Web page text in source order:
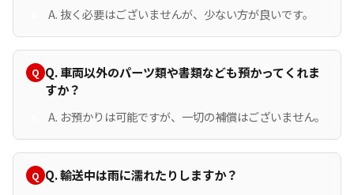
A. 抜く必要はございませんが、少ない方が良いです。
Q. 車両以外のパーツ類や書類なども預かってくれま
すか？
A. お預かりは可能ですが、一切の補償はございません。
Q. 輸送中は雨に濡れたりしますか？